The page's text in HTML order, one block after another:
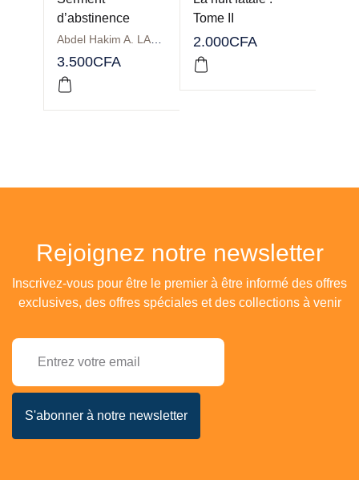
d’abstinence
3.500CFA
Tome II
2.000CFA
Rejoignez notre newsletter
Inscrivez-vous pour être le premier à être informé des offres
exclusives, des offres spéciales et des collections à venir